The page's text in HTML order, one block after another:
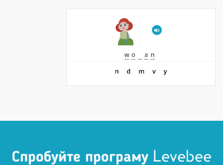
Спробуйте програму Levebee